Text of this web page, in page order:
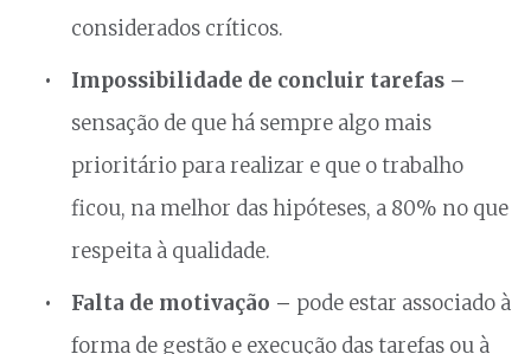
considerados críticos.
Impossibilidade de concluir tarefas –
sensação de que há sempre algo mais
prioritário para realizar e que o trabalho
ficou, na melhor das hipóteses, a 80% no que
respeita à qualidade.
Falta de motivação – pode estar associado à
forma de gestão e execução das tarefas ou à